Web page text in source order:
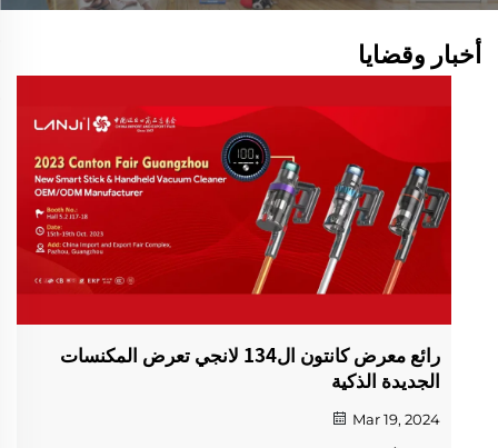
أخبار وقضايا
رائع معرض كانتون ال134 لانجي تعرض المكنسات
الجديدة الذكية
Mar 19, 2024